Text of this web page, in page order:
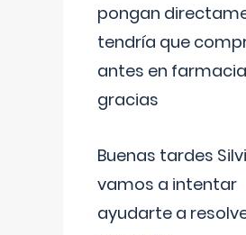
pongan
tendría que
antes en
gracias
Buenas tardes
vamos a intentar
ayudarte a